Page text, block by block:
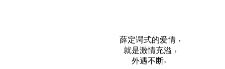
薛定谔式的爱情 ，
就是激情充溢 ，
外遇不断。